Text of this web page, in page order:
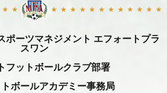
ポーツマネジメント エフォートプラ
スワン
フットボールクラブ部署
ボールアカデミー事務局